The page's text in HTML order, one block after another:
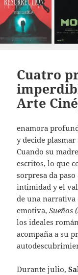
Cuatro
Arte
enamora
y decide
Cuando su
escritos, lo que
sorpresa da
intimidad y el
de una narrativa
emotiva,Sueños
los ideales
acompaña a su
Durante julio,